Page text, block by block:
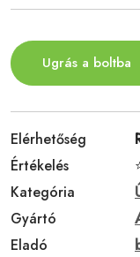
Ugrás a boltba
Elérhetőség
Értékelés
Kategória
Gyártó
Eladó